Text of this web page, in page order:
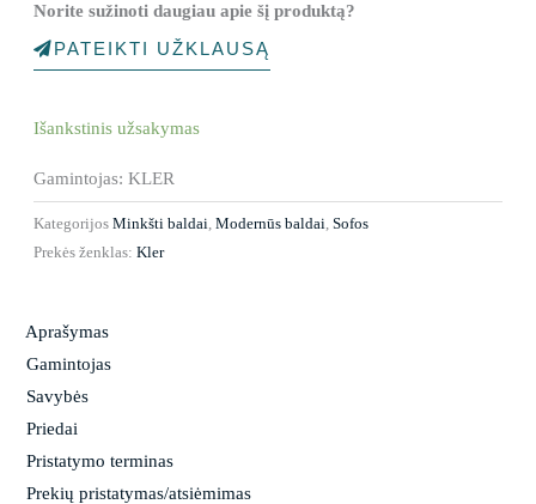
Norite sužinoti daugiau apie šį produktą?
PATEIKTI UŽKLAUSĄ
Išankstinis užsakymas
Gamintojas: KLER
Kategorijos Minkšti baldai, Modernūs baldai, Sofos
Prekės ženklas: Kler
Aprašymas
Gamintojas
Savybės
Priedai
Pristatymo terminas
Prekių pristatymas/atsiėmimas